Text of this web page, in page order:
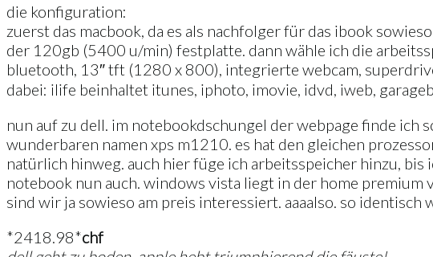
die konfiguration:
zuerst das macbook, da es als nachfolger für das ibook
der 120gb (5400 u/min) festplatte. dann wähle ich die
bluetooth, 13″ tft (1280 x 800), integrierte webcam,
dabei: ilife beinhaltet itunes, iphoto, imovie, idvd, iweb,
nun auf zu dell. im notebookdschungel der webpage finde ich
wunderbaren namen xps m1210. es hat den gleichen
natürlich hinweg. auch hier füge ich arbeitsspeicher hinzu,
notebook nun auch. windows vista liegt in der home
sind wir ja sowieso am preis interessiert. aaaalso. so
*2418.98*chf